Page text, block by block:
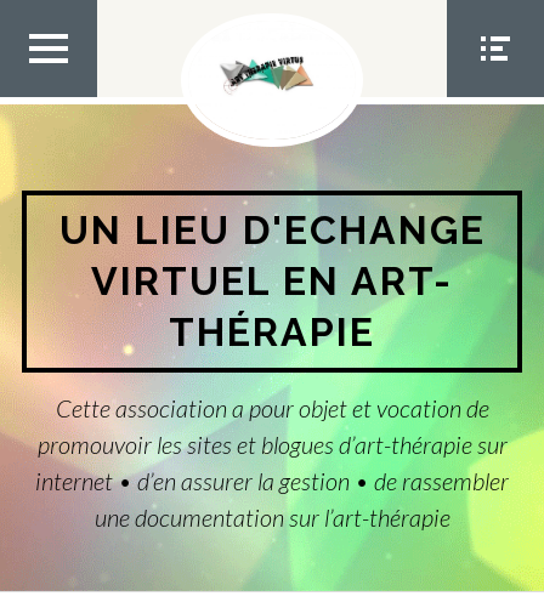
contenu
MEN
U TOP
MEN
U
SOCIA
L
UN LIEU D'ECHANGE
VIRTUEL EN ART-
THÉRAPIE
Cette association a pour objet et vocation de
promouvoir les sites et blogues d’art-thérapie sur
internet • d’en assurer la gestion • de rassembler
une documentation sur l’art-thérapie